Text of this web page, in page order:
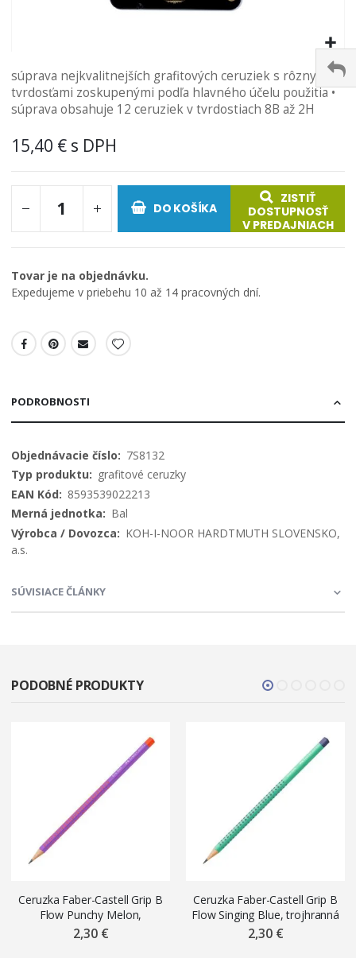
na
začiatok
galérie
súprava nejkvalitnejších grafitových ceruziek s rôznymi
tvrdosťami zoskupenými podľa hlavného účelu použitia •
súprava obsahuje 12 ceruziek v tvrdostiach 8B až 2H
15,40 €
DO KOŠÍKA
ZISTIŤ
DOSTUPNOSŤ
V PREDAJNIACH
Tovar je na objednávku.
Expedujeme v priebehu 10 až 14 pracovných dní.
PODROBNOSTI
Viac
informácií
7S8132
grafitové ceruzky
8593539022213
Bal
KOH-I-NOOR HARDTMUTH SLOVENSKO,
a.s.
SÚVISIACE ČLÁNKY
PODOBNÉ PRODUKTY
Ceruzka Faber-Castell Grip B
Flow Punchy Melon,
trojhranná
2,30 €
Ceruzka Faber-Castell Grip B
Flow Singing Blue, trojhranná
2,30 €